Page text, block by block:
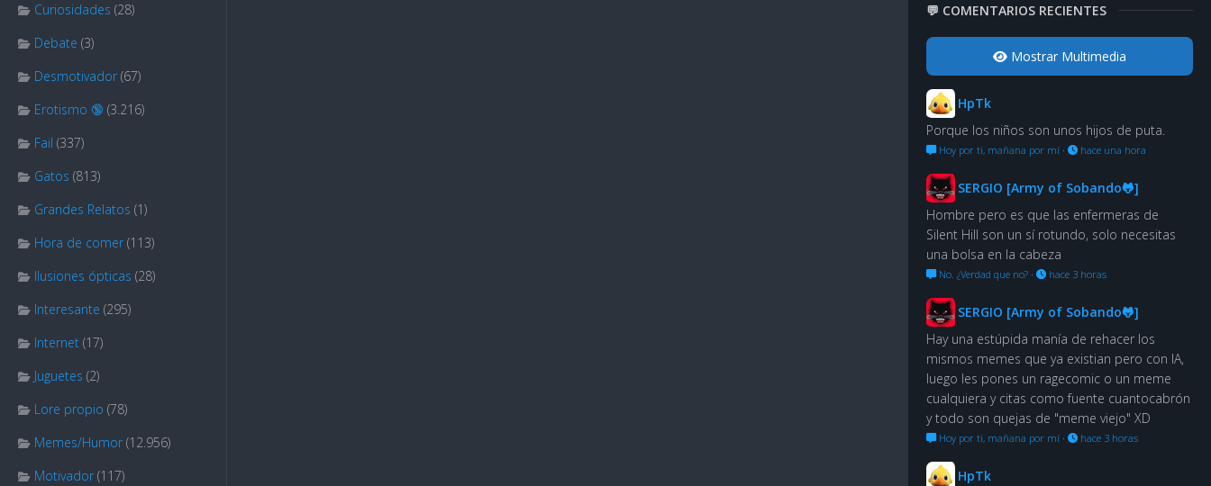
Curiosidades (28)
Debate (3)
Desmotivador (67)
Erotismo 🔞 (3.216)
Fail (337)
Gatos (813)
Grandes Relatos (1)
Hora de comer (113)
Ilusiones ópticas (28)
Interesante (295)
Internet (17)
Juguetes (2)
Lore propio (78)
Memes/Humor (12.956)
Motivador (117)
💬 COMENTARIOS RECIENTES
Mostrar Multimedia
HpTk
Porque los niños son unos hijos de puta.
Hoy por ti, mañana por mí · hace una hora
SERGIO [Army of Sobando🐸]
Hombre pero es que las enfermeras de
Silent Hill son un sí rotundo, solo necesitas
una bolsa en la cabeza
No. ¿Verdad que no? · hace 3 horas
SERGIO [Army of Sobando🐸]
Hay una estúpida manía de rehacer los
mismos memes que ya existian pero con IA,
luego les pones un ragecomic o un meme
cualquiera y citas como fuente cuantocabrón
y todo son quejas de "meme viejo" XD
Hoy por ti, mañana por mí · hace 3 horas
HpTk